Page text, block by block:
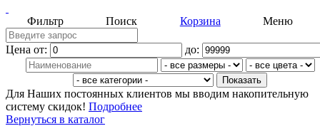
Меню
Корзина
Поиск
Фильтр
Цена от: до:
Для Наших постоянных клиентов мы вводим накопительную
систему скидок! Подробнее
Вернуться в каталог